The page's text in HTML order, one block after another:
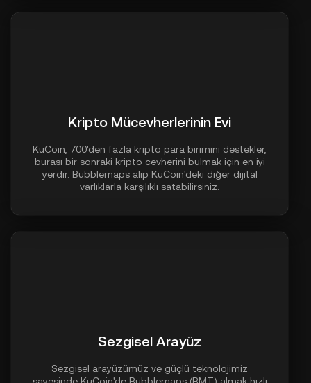
Kripto Mücevherlerinin Evi
KuCoin, 700'den fazla kripto para birimini destekler,
burası bir sonraki kripto cevherini bulmak için en iyi
yerdir. Bubblemaps alıp KuCoin'deki diğer dijital
varlıklarla karşılıklı satabilirsiniz.
Sezgisel Arayüz
Sezgisel arayüzümüz ve güçlü teknolojimiz